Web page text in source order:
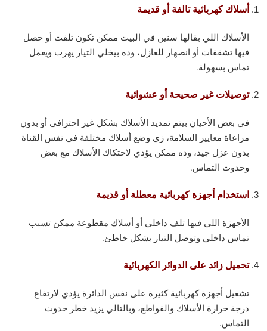
أسلاك كهربائية تالفة أو قديمة
الأسلاك اللي بقالها سنين في البيت ممكن تكون تلفت أو حصل
فيها تشققات أو انصهار للعازل، وده بيخلي التيار يهرب ويعمل
تماس بسهولة.
توصيلات غير صحيحة أو عشوائية
في بعض الأحيان بيتم تمديد الأسلاك بشكل غير احترافي أو بدون
مراعاة معايير السلامة، زي وضع أسلاك مختلفة في نفس القناة
بدون عزل جيد، وده ممكن يؤدي لاحتكاك الأسلاك مع بعض
وحدوث التماس.
استخدام أجهزة كهربائية معطلة أو قديمة
الأجهزة اللي فيها تلف داخلي أو أسلاك مقطوعة ممكن تسبب
تماس داخلي وتوصل التيار بشكل خاطئ.
تحميل زائد على الدوائر الكهربائية
تشغيل أجهزة كهربائية كثيرة على نفس الدائرة يؤدي لارتفاع
درجة حرارة الأسلاك والقواطع، وبالتالي يزيد خطر حدوث
التماس.